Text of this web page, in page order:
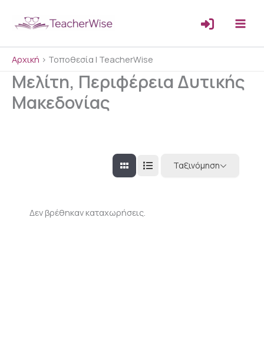
Αρχική > Τοποθεσία | TeacherWise
Μελίτη, Περιφέρεια Δυτικής
Μακεδονίας
Ταξινόμηση
Δεν βρέθηκαν καταχωρήσεις.